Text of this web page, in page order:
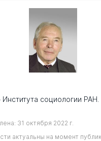
Института социологии
31 октября 2022 г.
актуальны на момент